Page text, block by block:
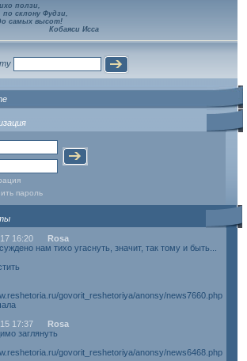
ползи,
по склону Фудзи,
самых высот!
Кобаяси Исса
пароль
16:20
Rosa
нам тихо угаснуть, значит, так тому и быть...
govorit_reshetoriya/anonsy/news7660.php
17:37
Rosa
заглянуть
govorit_reshetoriya/anonsy/news6468.php